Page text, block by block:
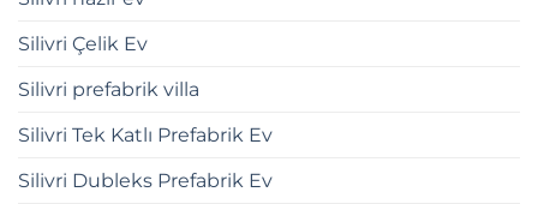
Silivri Çelik Ev
Silivri prefabrik villa
Silivri Tek Katlı Prefabrik Ev
Silivri Dubleks Prefabrik Ev